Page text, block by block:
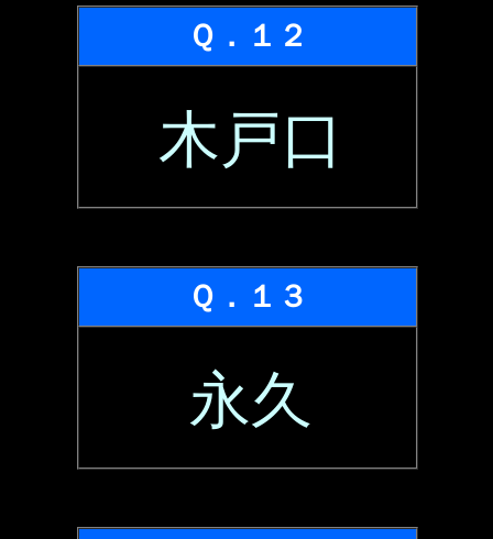
Ｑ．１２
木戸口
Ｑ．１３
永久